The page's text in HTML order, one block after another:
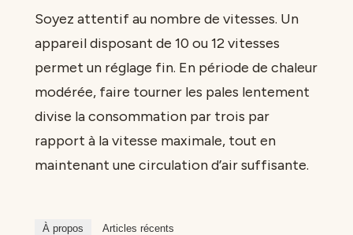
Soyez attentif au nombre de vitesses. Un
appareil disposant de 10 ou 12 vitesses
permet un réglage fin. En période de chaleur
modérée, faire tourner les pales lentement
divise la consommation par trois par
rapport à la vitesse maximale, tout en
maintenant une circulation d’air suffisante.
À propos Articles récents